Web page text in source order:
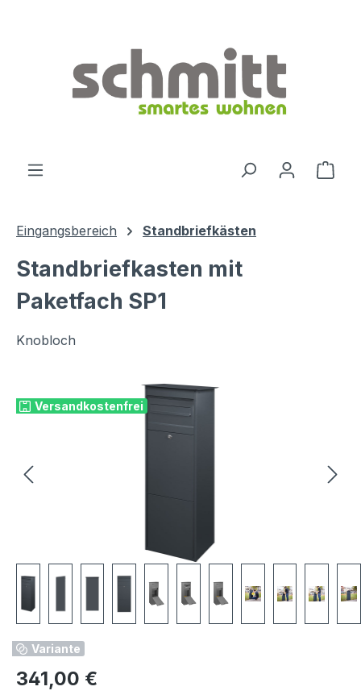
Eingangsbereich Standbriefkästen
Standbriefkasten mit
Paketfach SP1
Knobloch
Versandkostenfrei
Variante
Regulärer Preis:
341,00 €